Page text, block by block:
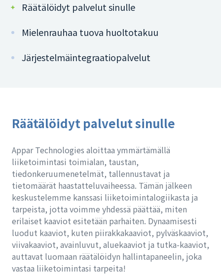
Räätälöidyt palvelut sinulle
Mielenrauhaa tuova huoltotakuu
Järjestelmäintegraatiopalvelut
Räätälöidyt palvelut sinulle
Appar Technologies aloittaa ymmärtämällä
liiketoimintasi toimialan, taustan,
tiedonkeruumenetelmät, tallennustavat ja
tietomäärät haastatteluvaiheessa. Tämän jälkeen
keskustelemme kanssasi liiketoimintalogiikasta ja
tarpeista, jotta voimme yhdessä päättää, miten
erilaiset kaaviot esitetään parhaiten. Dynaamisesti
luodut kaaviot, kuten piirakkakaaviot, pylväskaaviot,
viivakaaviot, avainluvut, aluekaaviot ja tutka-kaaviot,
auttavat luomaan räätälöidyn hallintapaneelin, joka
vastaa liiketoimintasi tarpeita!